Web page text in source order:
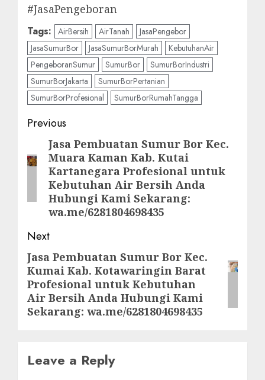
#JasaPengeboran
Tags: AirBersih AirTanah
JasaPengebor
JasaSumurBor
JasaSumurBorMurah
KebutuhanAir
PengeboranSumur
SumurBor
SumurBorIndustri
SumurBorJakarta
SumurBorPertanian
SumurBorProfesional
SumurBorRumahTangga
Post
navigation
Previous
Previous
post:
Jasa Pembuatan Sumur Bor Kec.
Muara Kaman Kab. Kutai
Kartanegara Profesional untuk
Kebutuhan Air Bersih Anda
Hubungi Kami Sekarang:
wa.me/6281804698435
Next
Next
post:
Jasa Pembuatan Sumur Bor Kec.
Kumai Kab. Kotawaringin Barat
Profesional untuk Kebutuhan
Air Bersih Anda Hubungi Kami
Sekarang: wa.me/6281804698435
Leave a Reply